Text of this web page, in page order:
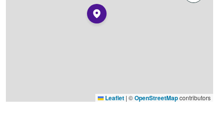
Leaflet | ©OpenStreetMapcontributors